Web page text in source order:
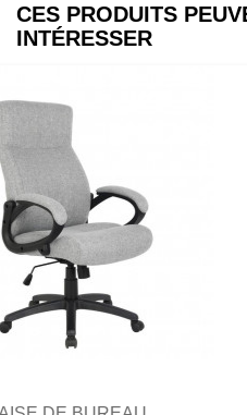
CES PRODUITS
INTÉRESSER